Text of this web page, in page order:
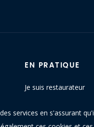
services en s'assurant
EN PRATIQUE
Je suis restaurateur